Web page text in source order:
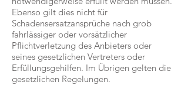
Ebenso gilt dies nicht für
Schadensersatzansprüche nach grob
fahrlässiger oder vorsätzlicher
Pflichtverletzung des Anbieters oder
seines gesetzlichen Vertreters oder
Erfüllungsgehilfen. Im Übrigen gelten die
gesetzlichen Regelungen.